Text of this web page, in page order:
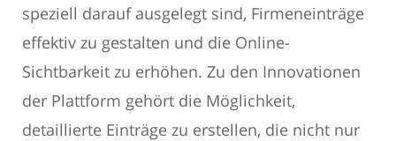
speziell darauf ausgelegt sind, Firmeneinträge
effektiv zu gestalten und die Online-
Sichtbarkeit zu erhöhen. Zu den Innovationen
der Plattform gehört die Möglichkeit,
detaillierte Einträge zu erstellen, die nicht nur